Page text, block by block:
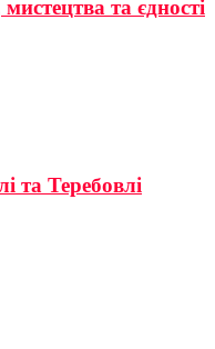
та єдності
та Теребовлі